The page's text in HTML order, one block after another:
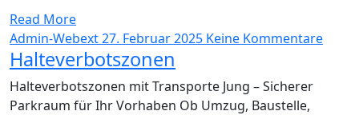
Read More
Admin-Webext27. Februar 2025 Keine Kommentare
Halteverbotszonen
Halteverbotszonen mit Transporte Jung – Sicherer
Parkraum für Ihr Vorhaben Ob Umzug, Baustelle,